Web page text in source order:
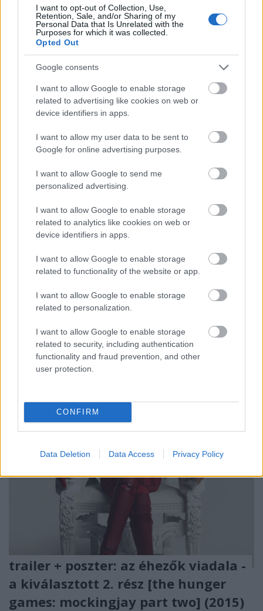
I want to opt-out of Collection, Use,
Retention, Sale, and/or Sharing of my
Personal Data that Is Unrelated with the
Purposes for which it was collected.
Opted Out
Google consents
I want to allow Google to enable storage
related to advertising like cookies on web or
device identifiers in apps.
I want to allow my user data to be sent to
Google for online advertising purposes.
I want to allow Google to send me
personalized advertising.
I want to allow Google to enable storage
related to analytics like cookies on web or
device identifiers in apps.
I want to allow Google to enable storage
related to functionality of the website or app.
I want to allow Google to enable storage
related to personalization.
I want to allow Google to enable storage
related to security, including authentication
functionality and fraud prevention, and other
user protection.
CONFIRM
Data Deletion Data Access Privacy Policy
az új trailert és új plakátot illeti: a befejezés előtt
felidézzük a kezdeteket.
poszter: az éhezők viadala - a
kiválasztott 2. rész [the hunger
games: mockingjay part two] (2015)
dögös plakát! Főleg klikkre, második méretben. Első
blikkre Katniss inkább tűnik recsegő bolhácskának,
mint fecsegőposzátának.
trailer + poszter: az éhezők viadala -
a kiválasztott 2. rész [the hunger
games: mockingjay part two] (2015)